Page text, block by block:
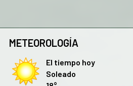
METEOROLOGÍA
El tiempo hoy
Soleado